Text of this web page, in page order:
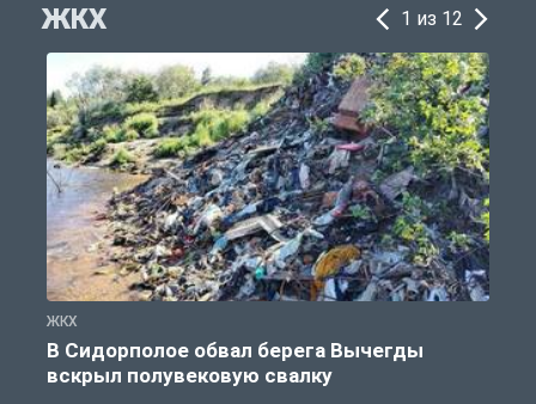
ЖКХ 1 из 12
ЖКХ
В Сидорполое обвал берега Вычегды
вскрыл полувековую свалку